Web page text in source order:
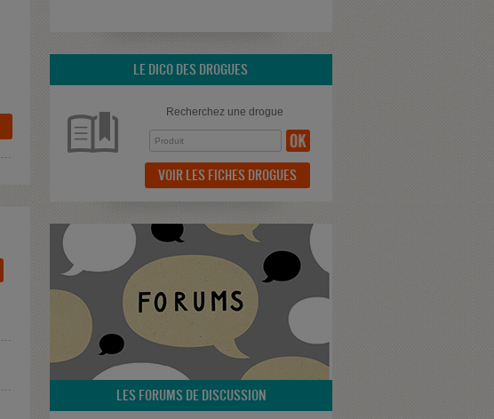
LE DICO DES DROGUES
Recherchez une drogue
VOIR LES FICHES DROGUES
LES FORUMS DE DISCUSSION